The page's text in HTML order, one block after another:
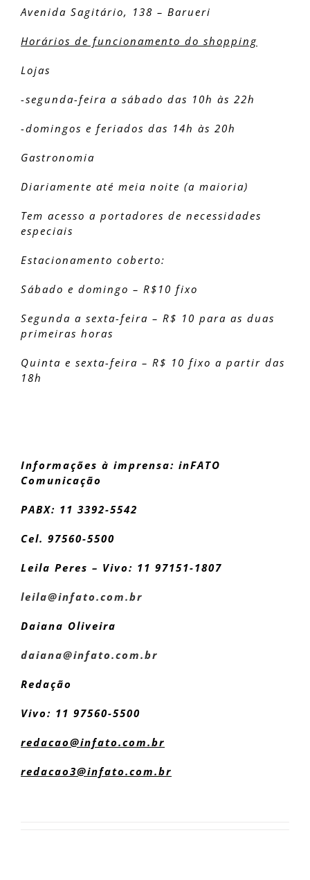
Avenida Sagitário, 138 – Barueri
Horários de funcionamento do shopping
Lojas
-segunda-feira a sábado das 10h às 22h
-domingos e feriados das 14h às 20h
Gastronomia
Diariamente até meia noite (a maioria)
Tem acesso a portadores de necessidades
especiais
Estacionamento coberto:
Sábado e domingo – R$10 fixo
Segunda a sexta-feira – R$ 10 para as duas
primeiras horas
Quinta e sexta-feira – R$ 10 fixo a partir das
18h
Informações à imprensa: inFATO
Comunicação
PABX: 11 3392-5542
Cel. 97560-5500
Leila Peres – Vivo: 11 97151-1807
leila@infato.com.br
Daiana Oliveira
daiana@infato.com.br
Redação
Vivo: 11 97560-5500
redacao@infato.com.br
redacao3@infato.com.br